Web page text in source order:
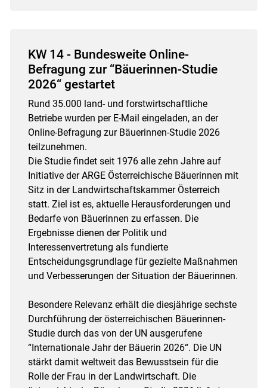
KW 14 - Bundesweite Online-
Befragung zur “Bäuerinnen-Studie
2026“ gestartet
Rund 35.000 land- und forstwirtschaftliche
Betriebe wurden per E-Mail eingeladen, an der
Online-Befragung zur Bäuerinnen-Studie 2026
teilzunehmen.
Die Studie findet seit 1976 alle zehn Jahre auf
Initiative der ARGE Österreichische Bäuerinnen mit
Sitz in der Landwirtschaftskammer Österreich
statt. Ziel ist es, aktuelle Herausforderungen und
Bedarfe von Bäuerinnen zu erfassen. Die
Ergebnisse dienen der Politik und
Interessenvertretung als fundierte
Entscheidungsgrundlage für gezielte Maßnahmen
und Verbesserungen der Situation der Bäuerinnen.
Besondere Relevanz erhält die diesjährige sechste
Durchführung der österreichischen Bäuerinnen-
Studie durch das von der UN ausgerufene
“Internationale Jahr der Bäuerin 2026“. Die UN
stärkt damit weltweit das Bewusstsein für die
Rolle der Frau in der Landwirtschaft. Die